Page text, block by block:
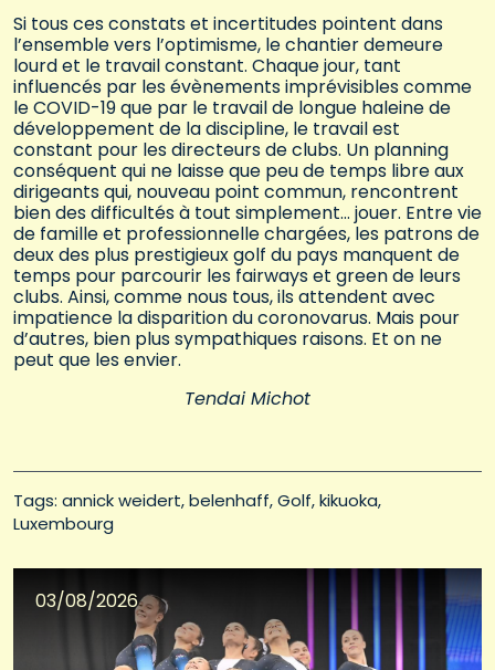
Si tous ces constats et incertitudes pointent dans
l’ensemble vers l’optimisme, le chantier demeure
lourd et le travail constant. Chaque jour, tant
influencés par les évènements imprévisibles comme
le COVID-19 que par le travail de longue haleine de
développement de la discipline, le travail est
constant pour les directeurs de clubs. Un planning
conséquent qui ne laisse que peu de temps libre aux
dirigeants qui, nouveau point commun, rencontrent
bien des difficultés à tout simplement… jouer. Entre vie
de famille et professionnelle chargées, les patrons de
deux des plus prestigieux golf du pays manquent de
temps pour parcourir les fairways et green de leurs
clubs. Ainsi, comme nous tous, ils attendent avec
impatience la disparition du coronovarus. Mais pour
d’autres, bien plus sympathiques raisons. Et on ne
peut que les envier.
Tendai Michot
Tags: annick weidert belenhaff Golf kikuoka
Luxembourg
03/08/2026